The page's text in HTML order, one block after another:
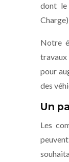
dont le
Charge)
Notre
travaux
pour
des
Un
Les